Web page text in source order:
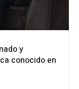
y
conocido en